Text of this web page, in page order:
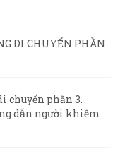
DI CHUYỂN PHẦN
chuyển phần 3.
dẫn người khiếm